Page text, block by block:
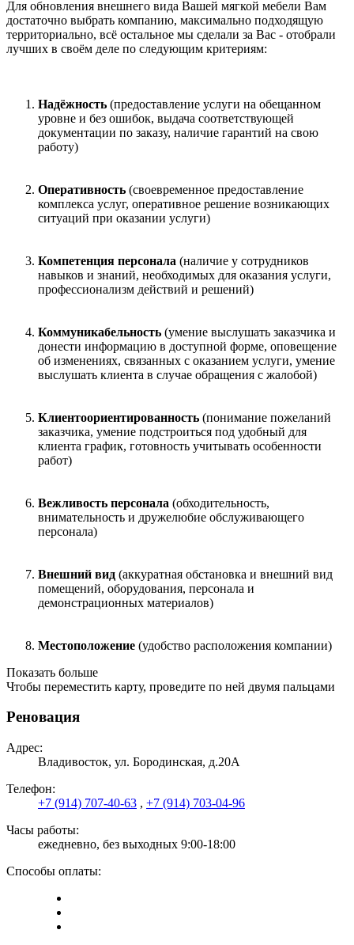
Для обновления внешнего вида Вашей мягкой мебели Вам
достаточно выбрать компанию, максимально подходящую
территориально, всё остальное мы сделали за Вас - отобрали
лучших в своём деле по следующим критериям:
Надёжность (предоставление услуги на обещанном
уровне и без ошибок, выдача соответствующей
документации по заказу, наличие гарантий на свою
работу)
Оперативность (своевременное предоставление
комплекса услуг, оперативное решение возникающих
ситуаций при оказании услуги)
Компетенция персонала (наличие у сотрудников
навыков и знаний, необходимых для оказания услуги,
профессионализм действий и решений)
Коммуникабельность (умение выслушать заказчика и
донести информацию в доступной форме, оповещение
об изменениях, связанных с оказанием услуги, умение
выслушать клиента в случае обращения с жалобой)
Клиентоориентированность (понимание пожеланий
заказчика, умение подстроиться под удобный для
клиента график, готовность учитывать особенности
работ)
Вежливость персонала (обходительность,
внимательность и дружелюбие обслуживающего
персонала)
Внешний вид (аккуратная обстановка и внешний вид
помещений, оборудования, персонала и
демонстрационных материалов)
Местоположение (удобство расположения компании)
Показать больше
Чтобы переместить карту, проведите по ней двумя пальцами
Реновация
Адрес:
Владивосток, ул. Бородинская, д.20А
Телефон:
+7 (914) 707-40-63 , +7 (914) 703-04-96
Часы работы:
ежедневно, без выходных 9:00-18:00
Способы оплаты: